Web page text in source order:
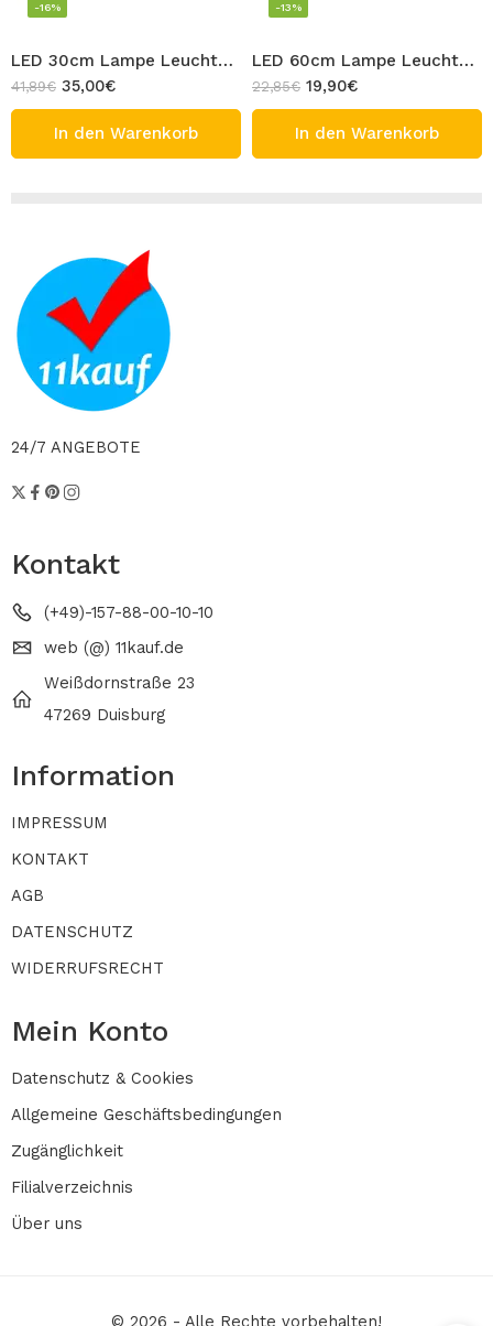
LED 30cm Lampe Leuchtstoffröhre 8x Unterschrank LED Röhre Leucht Licht T5 Rohr 5W Warmweiß 3000K
-16%
41,89€ 35,00€
In den Warenkorb
LED 60cm Lampe Leuchtstoffröhre 4x Unterschrank LED Röhre Leucht Licht T5 Rohr 8W Warmweiß 3000K
-13%
22,85€ 19,90€
In den Warenkorb
24/7 ANGEBOTE
Kontakt
(+49)-157-88-00-10-10
web (@) 11kauf.de
Weißdornstraße 23
47269 Duisburg
Information
IMPRESSUM
KONTAKT
AGB
DATENSCHUTZ
WIDERRUFSRECHT
Mein Konto
Datenschutz & Cookies
Allgemeine Geschäftsbedingungen
Zugänglichkeit
Filialverzeichnis
Über uns
© 2026 - Alle Rechte vorbehalten!